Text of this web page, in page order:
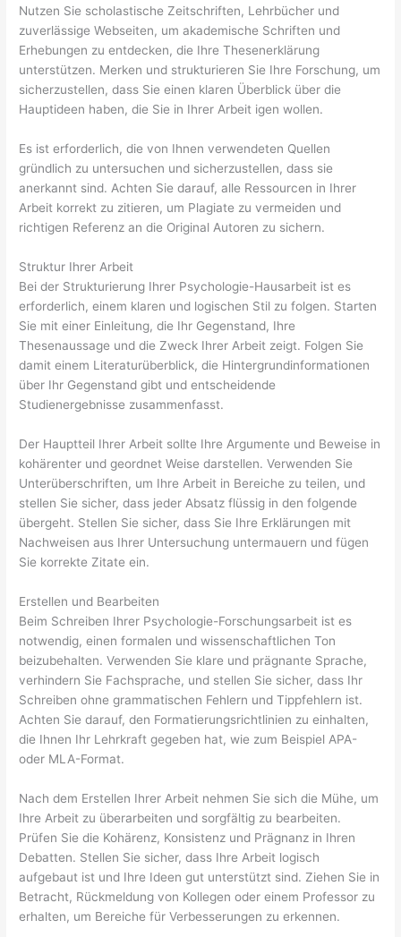
Nutzen Sie scholastische Zeitschriften, Lehrbücher und
zuverlässige Webseiten, um akademische Schriften und
Erhebungen zu entdecken, die Ihre Thesenerklärung
unterstützen. Merken und strukturieren Sie Ihre Forschung, um
sicherzustellen, dass Sie einen klaren Überblick über die
Hauptideen haben, die Sie in Ihrer Arbeit igen wollen.
Es ist erforderlich, die von Ihnen verwendeten Quellen
gründlich zu untersuchen und sicherzustellen, dass sie
anerkannt sind. Achten Sie darauf, alle Ressourcen in Ihrer
Arbeit korrekt zu zitieren, um Plagiate zu vermeiden und
richtigen Referenz an die Original Autoren zu sichern.
Struktur Ihrer Arbeit
Bei der Strukturierung Ihrer Psychologie-Hausarbeit ist es
erforderlich, einem klaren und logischen Stil zu folgen. Starten
Sie mit einer Einleitung, die Ihr Gegenstand, Ihre
Thesenaussage und die Zweck Ihrer Arbeit zeigt. Folgen Sie
damit einem Literaturüberblick, die Hintergrundinformationen
über Ihr Gegenstand gibt und entscheidende
Studienergebnisse zusammenfasst.
Der Hauptteil Ihrer Arbeit sollte Ihre Argumente und Beweise in
kohärenter und geordnet Weise darstellen. Verwenden Sie
Unterüberschriften, um Ihre Arbeit in Bereiche zu teilen, und
stellen Sie sicher, dass jeder Absatz flüssig in den folgende
übergeht. Stellen Sie sicher, dass Sie Ihre Erklärungen mit
Nachweisen aus Ihrer Untersuchung untermauern und fügen
Sie korrekte Zitate ein.
Erstellen und Bearbeiten
Beim Schreiben Ihrer Psychologie-Forschungsarbeit ist es
notwendig, einen formalen und wissenschaftlichen Ton
beizubehalten. Verwenden Sie klare und prägnante Sprache,
verhindern Sie Fachsprache, und stellen Sie sicher, dass Ihr
Schreiben ohne grammatischen Fehlern und Tippfehlern ist.
Achten Sie darauf, den Formatierungsrichtlinien zu einhalten,
die Ihnen Ihr Lehrkraft gegeben hat, wie zum Beispiel APA-
oder MLA-Format.
Nach dem Erstellen Ihrer Arbeit nehmen Sie sich die Mühe, um
Ihre Arbeit zu überarbeiten und sorgfältig zu bearbeiten.
Prüfen Sie die Kohärenz, Konsistenz und Prägnanz in Ihren
Debatten. Stellen Sie sicher, dass Ihre Arbeit logisch
aufgebaut ist und Ihre Ideen gut unterstützt sind. Ziehen Sie in
Betracht, Rückmeldung von Kollegen oder einem Professor zu
erhalten, um Bereiche für Verbesserungen zu erkennen.